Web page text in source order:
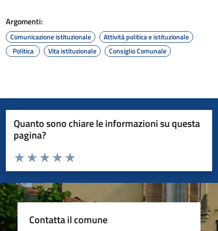
Argomenti:
Comunicazione istituzionale
Attività politica e istituzionale
Politica
Vita istituzionale Consiglio Comunale
Quanto sono chiare le informazioni su questa
pagina?
Valuta da 1 a 5 stelle la pagina
Valuta 5 stelle su 5
Valuta 4 stelle su 5
Valuta 3 stelle su 5
Valuta 2 stelle su 5
Valuta 1 stelle su 5
Contatta il comune